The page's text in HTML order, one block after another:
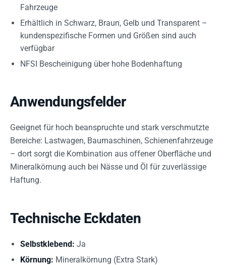
Fahrzeuge
Erhältlich in Schwarz, Braun, Gelb und Transparent –
kundenspezifische Formen und Größen sind auch
verfügbar
NFSI Bescheinigung über hohe Bodenhaftung
Anwendungsfelder
Geeignet für hoch beanspruchte und stark verschmutzte
Bereiche: Lastwagen, Baumaschinen, Schienenfahrzeuge
– dort sorgt die Kombination aus offener Oberfläche und
Mineralkörnung auch bei Nässe und Öl für zuverlässige
Haftung.
Technische Eckdaten
Selbstklebend: Ja
Körnung: Mineralkörnung (Extra Stark)